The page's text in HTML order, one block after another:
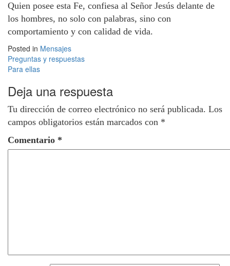
Quien posee esta Fe, confiesa al Señor Jesús delante de
los hombres, no solo con palabras, sino con
comportamiento y con calidad de vida.
Posted in Mensajes
Navegación
de
entradas
Preguntas y respuestas
Para ellas
Deja una respuesta
Tu dirección de correo electrónico no será publicada. Los
campos obligatorios están marcados con *
Comentario *